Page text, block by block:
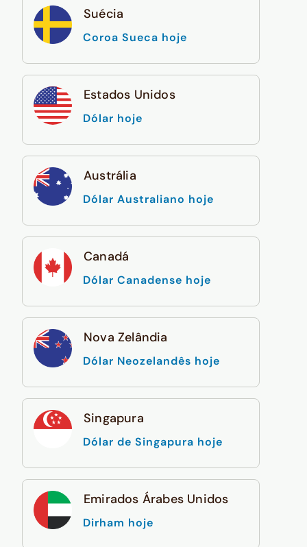
Suécia
Coroa Sueca hoje
Estados Unidos
Dólar hoje
Austrália
Dólar Australiano hoje
Canadá
Dólar Canadense hoje
Nova Zelândia
Dólar Neozelandês hoje
Singapura
Dólar de Singapura hoje
Emirados Árabes Unidos
Dirham hoje